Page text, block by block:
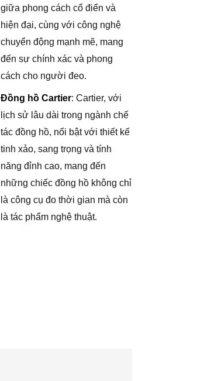
giữa phong cách cổ điển và
hiện đại, cùng với công nghệ
chuyển động mạnh mẽ, mang
đến sự chính xác và phong
cách cho người đeo.
Đồng hồ Cartier: Cartier, với
lịch sử lâu dài trong ngành chế
tác đồng hồ, nổi bật với thiết kế
tinh xảo, sang trọng và tính
năng đỉnh cao, mang đến
những chiếc đồng hồ không chỉ
là công cụ đo thời gian mà còn
là tác phẩm nghệ thuật.